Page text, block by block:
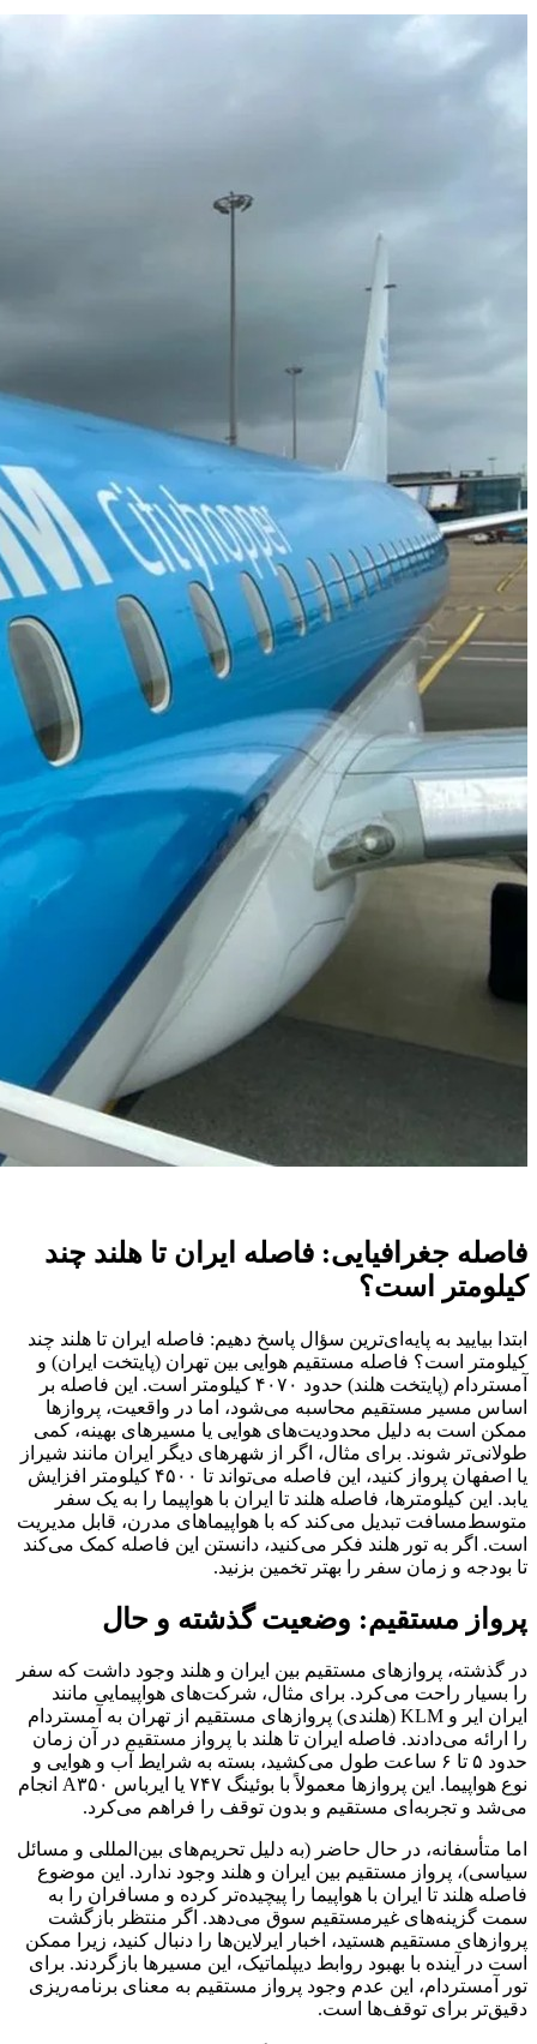
فاصله جغرافیایی: فاصله ایران تا هلند چند
کیلومتر است؟
ابتدا بیایید به پایه‌ای‌ترین سؤال پاسخ دهیم: فاصله ایران تا هلند چند
کیلومتر است؟ فاصله مستقیم هوایی بین تهران (پایتخت ایران) و
آمستردام (پایتخت هلند) حدود ۴۰۷۰ کیلومتر است. این فاصله بر
اساس مسیر مستقیم محاسبه می‌شود، اما در واقعیت، پروازها
ممکن است به دلیل محدودیت‌های هوایی یا مسیرهای بهینه، کمی
طولانی‌تر شوند. برای مثال، اگر از شهرهای دیگر ایران مانند شیراز
یا اصفهان پرواز کنید، این فاصله می‌تواند تا ۴۵۰۰ کیلومتر افزایش
یابد. این کیلومترها، فاصله هلند تا ایران با هواپیما را به یک سفر
متوسط‌مسافت تبدیل می‌کند که با هواپیماهای مدرن، قابل مدیریت
است. اگر به تور هلند فکر می‌کنید، دانستن این فاصله کمک می‌کند
تا بودجه و زمان سفر را بهتر تخمین بزنید.
پرواز مستقیم: وضعیت گذشته و حال
در گذشته، پروازهای مستقیم بین ایران و هلند وجود داشت که سفر
را بسیار راحت می‌کرد. برای مثال، شرکت‌های هواپیمایی مانند
ایران ایر و KLM (هلندی) پروازهای مستقیم از تهران به آمستردام
را ارائه می‌دادند. فاصله ایران تا هلند با پرواز مستقیم در آن زمان
حدود ۵ تا ۶ ساعت طول می‌کشید، بسته به شرایط آب و هوایی و
نوع هواپیما. این پروازها معمولاً با بوئینگ ۷۴۷ یا ایرباس A۳۵۰ انجام
می‌شد و تجربه‌ای مستقیم و بدون توقف را فراهم می‌کرد.
اما متأسفانه، در حال حاضر (به دلیل تحریم‌های بین‌المللی و مسائل
سیاسی)، پرواز مستقیم بین ایران و هلند وجود ندارد. این موضوع
فاصله هلند تا ایران با هواپیما را پیچیده‌تر کرده و مسافران را به
سمت گزینه‌های غیرمستقیم سوق می‌دهد. اگر منتظر بازگشت
پروازهای مستقیم هستید، اخبار ایرلاین‌ها را دنبال کنید، زیرا ممکن
است در آینده با بهبود روابط دیپلماتیک، این مسیرها بازگردند. برای
تور آمستردام، این عدم وجود پرواز مستقیم به معنای برنامه‌ریزی
دقیق‌تر برای توقف‌ها است.